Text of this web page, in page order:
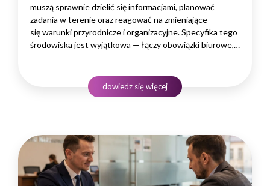
muszą sprawnie dzielić się informacjami, planować
zadania w terenie oraz reagować na zmieniające
się warunki przyrodnicze i organizacyjne. Specyfika tego
środowiska jest wyjątkowa — łączy obowiązki biurowe,
podejmowania decyzji. W takim środowisku
to nie pojedyncze kompetencje, lecz dobrze…
dowiedz się więcej